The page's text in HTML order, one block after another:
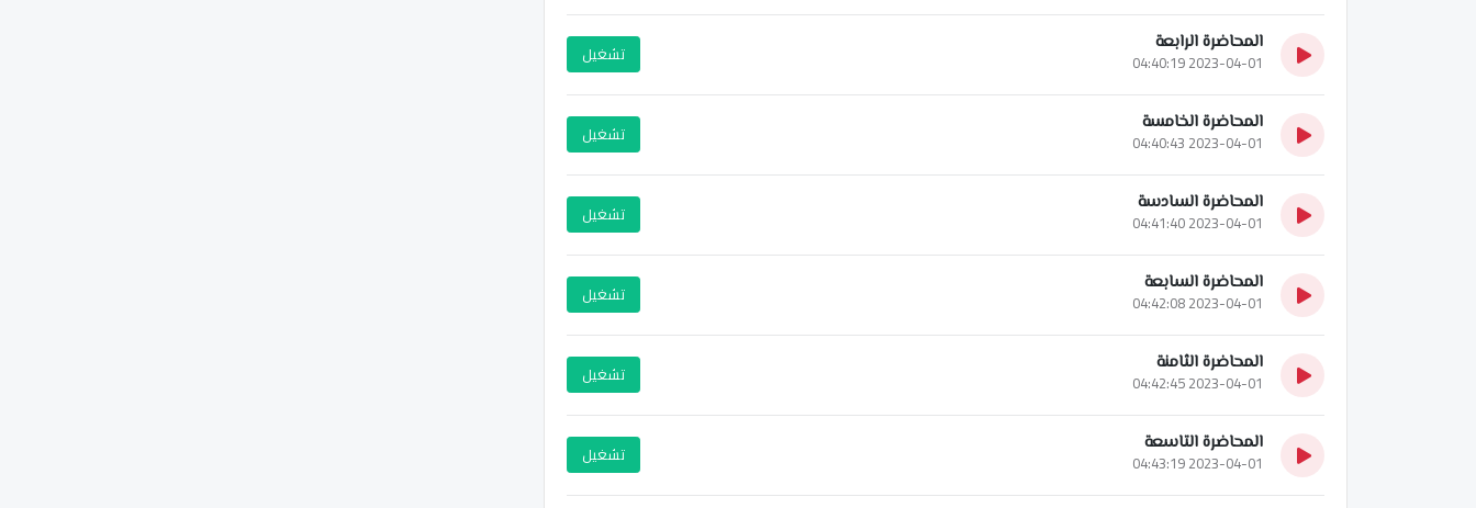
المحاضرة الرابعة
2023-04-01 04:40:19 تشغيل
المحاضرة الخامسة
2023-04-01 04:40:43 تشغيل
المحاضرة السادسة
2023-04-01 04:41:40 تشغيل
المحاضرة السابعة
2023-04-01 04:42:08 تشغيل
المحاضرة الثامنة
2023-04-01 04:42:45 تشغيل
المحاضرة التاسعة
2023-04-01 04:43:19 تشغيل